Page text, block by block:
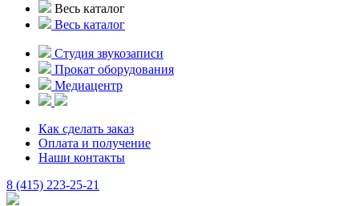
Весь каталог
Весь каталог
Студия звукозаписи
Прокат оборудования
Медиацентр
Как сделать заказ
Оплата и получение
Наши контакты
8 (415) 223-25-21